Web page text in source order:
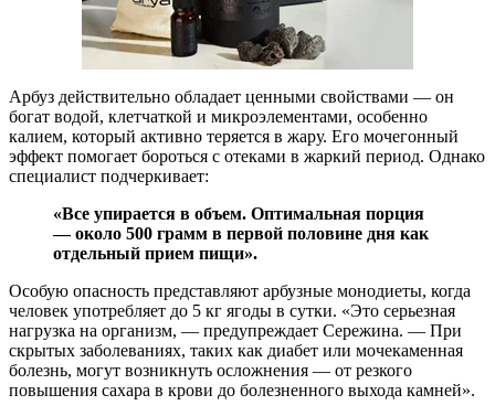
Арбуз действительно обладает ценными свойствами — он
богат водой, клетчаткой и микроэлементами, особенно
калием, который активно теряется в жару. Его мочегонный
эффект помогает бороться с отеками в жаркий период. Однако
специалист подчеркивает:
«Все упирается в объем. Оптимальная порция
— около 500 грамм в первой половине дня как
отдельный прием пищи».
Особую опасность представляют арбузные монодиеты, когда
человек употребляет до 5 кг ягоды в сутки. «Это серьезная
нагрузка на организм, — предупреждает Сережина. — При
скрытых заболеваниях, таких как диабет или мочекаменная
болезнь, могут возникнуть осложнения — от резкого
повышения сахара в крови до болезненного выхода камней».